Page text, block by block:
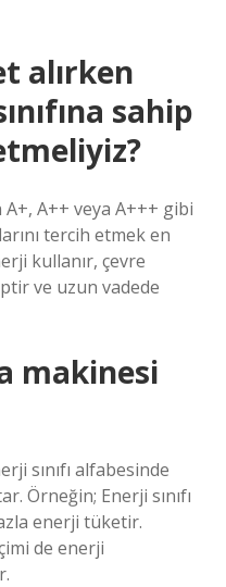
alırken
sahip
A++ veya A+++ gibi
tercih etmek en
kullanır, çevre
ve uzun vadede
makinesi
sınıfı alfabesinde
Örneğin; Enerji sınıfı
enerji tüketir.
de enerji